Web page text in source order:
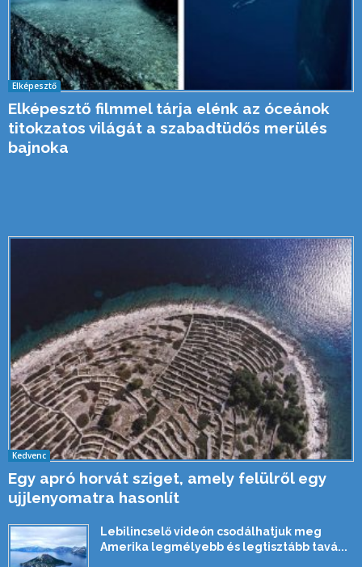
Elképesztő
Elképesztő filmmel tárja elénk az óceánok
titokzatos világát a szabadtüdős merülés
bajnoka
Kedvenc
Egy apró horvát sziget, amely felülről egy
ujjlenyomatra hasonlít
Lebilincselő videón csodálhatjuk meg
Amerika legmélyebb és legtisztább tavá...